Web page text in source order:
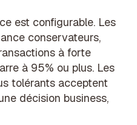
est configurable. Les
conservateurs,
à forte
à 95% ou plus. Les
tolérants acceptent
décision business,